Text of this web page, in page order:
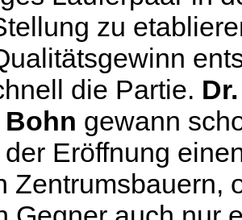
zu
die Partie. Dr.
gewann
Eröffnung
Zentrumsbauern,